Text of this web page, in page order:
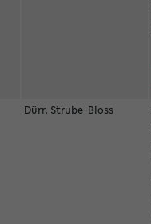
Dürr, Strube-Bloss